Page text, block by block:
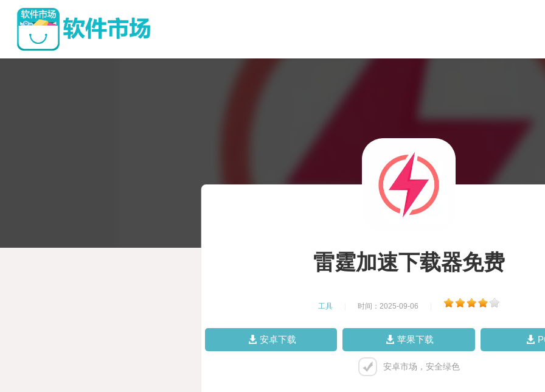
雷霆加速下载器免费
工具 时间：2025-09-06
安卓下载 苹果下载
安卓市场，安全绿色